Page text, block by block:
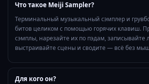
Что такое Meiji Sampler?
Терминальный музыкальный сэмплер и
битов целиком с помощью горячих клавиш.
сэмплы, нарезайте их по пэдам, записывайте
выстраивайте сцены и сводите — всё без
Для кого он?